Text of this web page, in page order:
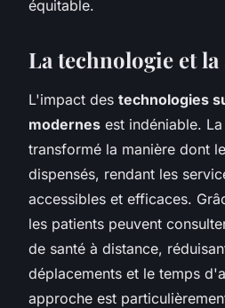
équitable.
La technologie et la
L'impact des technologies
modernes est indéniable. La
transformé la manière dont
dispensés, rendant les
accessibles et efficaces.
les patients peuvent
de santé à distance,
déplacements et le temps
approche est